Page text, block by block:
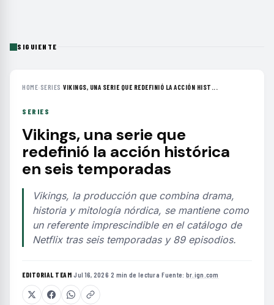
SIGUIENTE
HOME› SERIES ›VIKINGS, UNA SERIE QUE REDEFINIÓ LA ACCIÓN HIST...
SERIES
Vikings, una serie que
redefinió la acción histórica
en seis temporadas
Vikings, la producción que combina drama,
historia y mitología nórdica, se mantiene como
un referente imprescindible en el catálogo de
Netflix tras seis temporadas y 89 episodios.
EDITORIAL TEAM·Jul 16, 2026·2 min de lectura·Fuente: br.ign.com